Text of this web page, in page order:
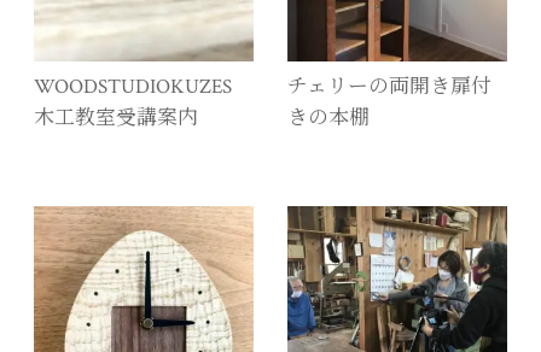
WOODSTUDIOKUZES
木工教室受講案内
チェリーの両開き扉付
きの本棚